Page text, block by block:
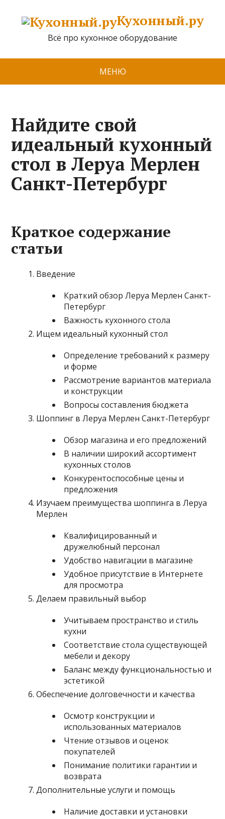
Кухонный.ру
Всё про кухонное оборудование
МЕНЮ
Найдите свой
идеальный кухонный
стол в Леруа Мерлен
Санкт-Петербург
Краткое содержание
статьи
Введение
Краткий обзор Леруа Мерлен Санкт-
Петербург
Важность кухонного стола
Ищем идеальный кухонный стол
Определение требований к размеру
и форме
Рассмотрение вариантов материала
и конструкции
Вопросы составления бюджета
Шоппинг в Леруа Мерлен Санкт-Петербург
Обзор магазина и его предложений
В наличии широкий ассортимент
кухонных столов
Конкурентоспособные цены и
предложения
Изучаем преимущества шоппинга в Леруа
Мерлен
Квалифицированный и
дружелюбный персонал
Удобство навигации в магазине
Удобное присутствие в Интернете
для просмотра
Делаем правильный выбор
Учитываем пространство и стиль
кухни
Соответствие стола существующей
мебели и декору
Баланс между функциональностью и
эстетикой
Обеспечение долговечности и качества
Осмотр конструкции и
использованных материалов
Чтение отзывов и оценок
покупателей
Понимание политики гарантии и
возврата
Дополнительные услуги и помощь
Наличие доставки и установки